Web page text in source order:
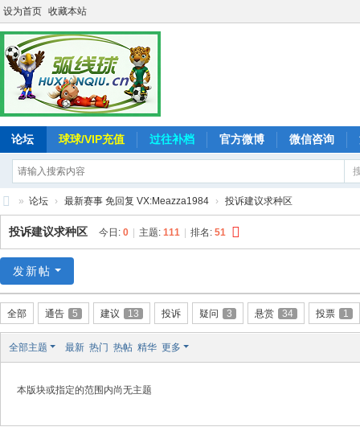
设为首页 收藏本站
论坛 球球/VIP充值 过往补档 官方微博 微信咨询
弧
线
-
追
求
极
» 论坛 › 最新赛事 免回复 VX:Meazza1984 › 投诉建议求种区
投诉建议求种区 今日: 0 主题: 111 排名: 51
发新帖
全部 通告 5 建议 13 投诉 疑问 3 悬赏 34 投票 1
全部主题 最新 热门 热帖 精华 更多
本版块或指定的范围内尚无主题